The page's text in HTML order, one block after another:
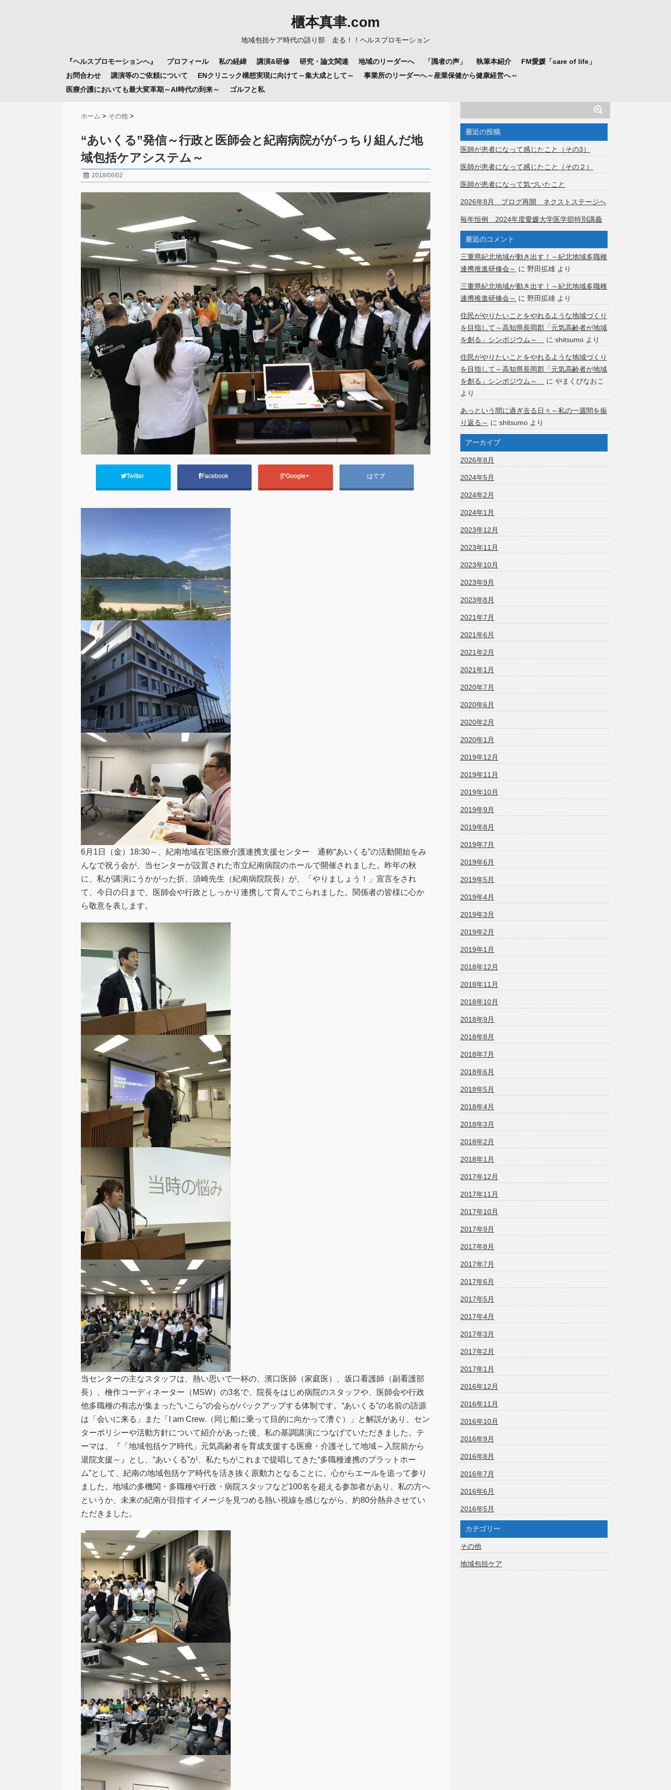
櫃本真聿.com
地域包括ケア時代の語り部 走る！！ヘルスプロモーション
『ヘルスプロモーションへ』 プロフィール 私の経緯 講演&研修 研究・論文関連 地域のリーダーへ 「識者の声」 執筆本紹介
FM愛媛「care of life」
お問合わせ
講演等のご依頼について ENクリニック構想実現に向けて～集大成として～
事業所のリーダーへ～産業保健から健康経営へ～
医療介護においても最大変革期～AI時代の到来～
ゴルフと私
ホーム > その他 >
“あいくる”発信～行政と医師会と紀南病院ががっちり組んだ地
域包括ケアシステム～
2018/06/02
Twitter Facebook Google+ はてブ
6月1日（金）18:30～、紀南地域在宅医療介護連携支援センター 通称“あいくる”の活動開始をみ
んなで祝う会が、当センターが設置された市立紀南病院のホールで開催されました。昨年の秋
に、私が講演にうかがった折、須崎先生（紀南病院院長）が、「やりましょう！」宣言をされ
て、今日の日まで、医師会や行政としっかり連携して育んでこられました。関係者の皆様に心か
ら敬意を表します。
当センターの主なスタッフは、熱い思いで一杯の、濱口医師（家庭医）、坂口看護師（副看護部
長）、檜作コーディネーター（MSW）の3名で、院長をはじめ病院のスタッフや、医師会や行政
他多職種の有志が集まった“いこら”の会らがバックアップする体制です。“あいくる”の名前の語源
は「会いに来る」また「I am Crew.（同じ船に乗って目的に向かって漕ぐ）」と解説があり、セン
ターポリシーや活動方針について紹介があった後、私の基調講演につなげていただきました。テ
ーマは、『「地域包括ケア時代」元気高齢者を育成支援する医療・介護そして地域～入院前から
退院支援～』とし、“あいくる”が、私たちがこれまで提唱してきた“多職種連携のプラットホー
ム”として、紀南の地域包括ケア時代を活き抜く原動力となることに、心からエールを追って参り
ました。地域の多機関・多職種や行政・病院スタッフなど100名を超える参加者があり、私の方へ
というか、未来の紀南が目指すイメージを見つめる熱い視線を感じながら、約80分熱弁させてい
ただきました。
最近の投稿
医師が患者になって感じたこと（その3）
医師が患者になって感じたこと（その２）
医師が患者になって気づいたこと
2026年8月 ブログ再開 ネクストステージへ
毎年恒例 2024年度愛媛大学医学部特別講義
最近のコメント
三重県紀北地域が動き出す！～紀北地域多職種
連携推進研修会～ に 野田拡雄 より
三重県紀北地域が動き出す！～紀北地域多職種
連携推進研修会～ に 野田拡雄 より
住民がやりたいことをやれるような地域づくり
を目指して～高知県長岡郡「元気高齢者が地域
を創る」シンポジウム～
に shitsumo より
住民がやりたいことをやれるような地域づくり
を目指して～高知県長岡郡「元気高齢者が地域
を創る」シンポジウム～
に やまくびなおこ
より
あっという間に過ぎ去る日々～私の一週間を振
り返る～ に shitsumo より
アーカイブ
2026年8月
2024年5月
2024年2月
2024年1月
2023年12月
2023年11月
2023年10月
2023年9月
2023年8月
2021年7月
2021年6月
2021年2月
2021年1月
2020年7月
2020年6月
2020年2月
2020年1月
2019年12月
2019年11月
2019年10月
2019年9月
2019年8月
2019年7月
2019年6月
2019年5月
2019年4月
2019年3月
2019年2月
2019年1月
2018年12月
2018年11月
2018年10月
2018年9月
2018年8月
2018年7月
2018年6月
2018年5月
2018年4月
2018年3月
2018年2月
2018年1月
2017年12月
2017年11月
2017年10月
2017年9月
2017年8月
2017年7月
2017年6月
2017年5月
2017年4月
2017年3月
2017年2月
2017年1月
2016年12月
2016年11月
2016年10月
2016年9月
2016年8月
2016年7月
2016年6月
2016年5月
カテゴリー
その他
地域包括ケア